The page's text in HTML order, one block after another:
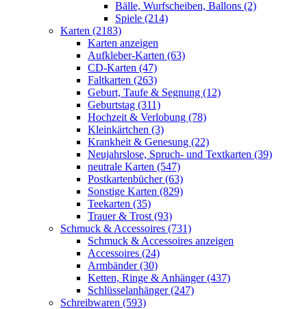
Bälle, Wurfscheiben, Ballons (2)
Spiele (214)
Karten (2183)
Karten anzeigen
Aufkleber-Karten (63)
CD-Karten (47)
Faltkarten (263)
Geburt, Taufe & Segnung (12)
Geburtstag (311)
Hochzeit & Verlobung (78)
Kleinkärtchen (3)
Krankheit & Genesung (22)
Neujahrslose, Spruch- und Textkarten (39)
neutrale Karten (547)
Postkartenbücher (63)
Sonstige Karten (829)
Teekarten (35)
Trauer & Trost (93)
Schmuck & Accessoires (731)
Schmuck & Accessoires anzeigen
Accessoires (24)
Armbänder (30)
Ketten, Ringe & Anhänger (437)
Schlüsselanhänger (247)
Schreibwaren (593)